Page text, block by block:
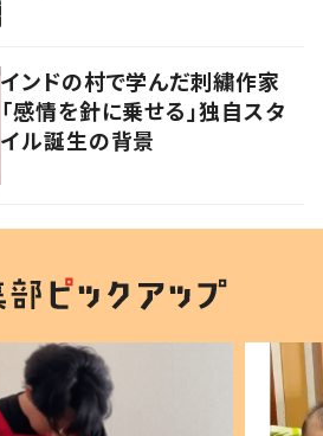
インドの村で学んだ刺繍作家
「感情を針に乗せる」独自スタ
イル誕生の背景